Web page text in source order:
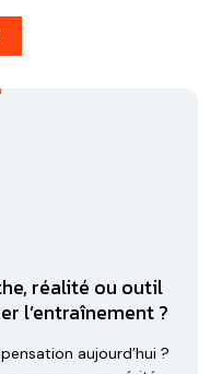
réalité ou outil
l’entraînement ?
aujourd’hui ?